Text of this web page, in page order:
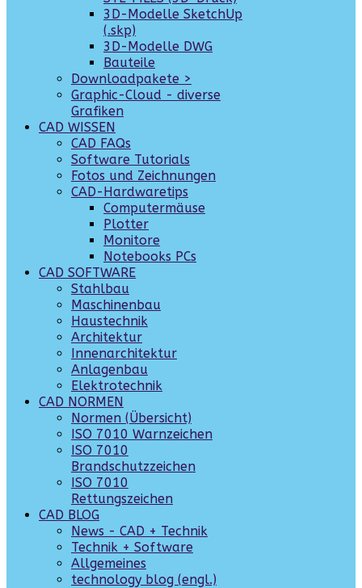
3D-Modelle SketchUp
(.skp)
3D-Modelle DWG
Bauteile
Downloadpakete >
Graphic-Cloud - diverse
Grafiken
CAD WISSEN
CAD FAQs
Software Tutorials
Fotos und Zeichnungen
CAD-Hardwaretips
Computermäuse
Plotter
Monitore
Notebooks PCs
CAD SOFTWARE
Stahlbau
Maschinenbau
Haustechnik
Architektur
Innenarchitektur
Anlagenbau
Elektrotechnik
CAD NORMEN
Normen (Übersicht)
ISO 7010 Warnzeichen
ISO 7010
Brandschutzzeichen
ISO 7010
Rettungszeichen
CAD BLOG
News - CAD + Technik
Technik + Software
Allgemeines
technology blog (engl.)